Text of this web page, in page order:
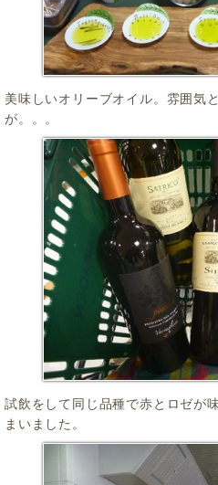
美味しいオリーブオイル。雰囲気
が。。。
試飲をして同じ品種で赤とロゼが
まいました。